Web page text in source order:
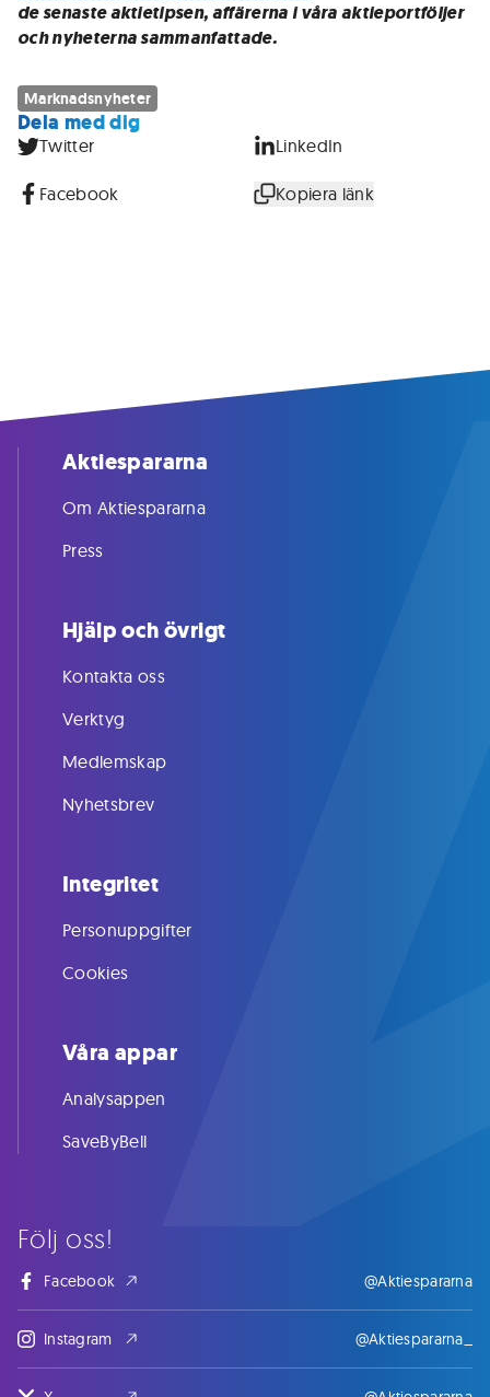
de senaste aktietipsen, affärerna i våra aktieportföljer
och nyheterna sammanfattade.
Marknadsnyheter
Dela med dig
Twitter LinkedIn
Facebook Kopiera länk
Följ oss!
Facebook @Aktiespararna
Instagram @Aktiespararna_
Aktiespararna
Om Aktiespararna
Press
Hjälp och övrigt
Kontakta oss
Verktyg
Medlemskap
Nyhetsbrev
Integritet
Personuppgifter
Cookies
Våra appar
Analysappen
SaveByBell